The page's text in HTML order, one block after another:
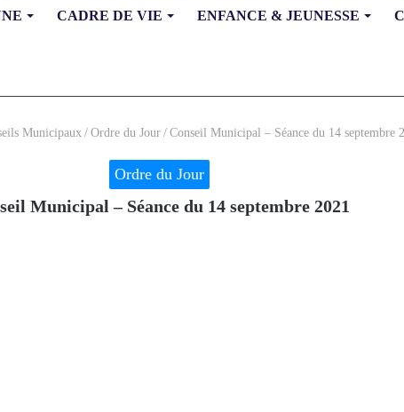
CADRE DE VIE ENFANCE & JEUNESSE
Municipaux/ Ordre du Jour / Conseil Municipal – Séance du 14 septembre
Ordre du Jour
Municipal – Séance du 14 septembre 2021